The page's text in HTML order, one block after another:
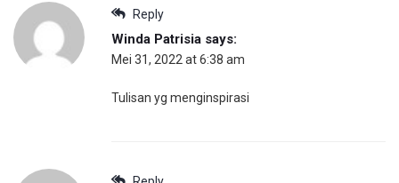
Reply
Winda Patrisia says:
Mei 31, 2022 at 6:38 am
Tulisan yg menginspirasi